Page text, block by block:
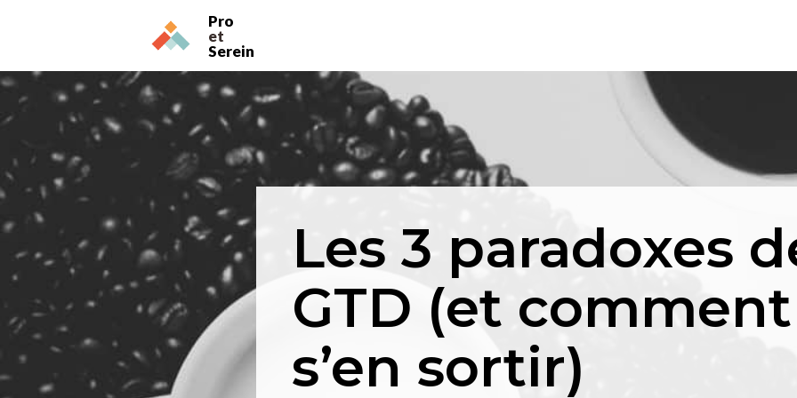
Pro
et
Serein
Les 3 paradoxes
GTD (et comment
s’en sortir)